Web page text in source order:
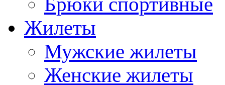
Жилеты
Мужские жилеты
Женские жилеты